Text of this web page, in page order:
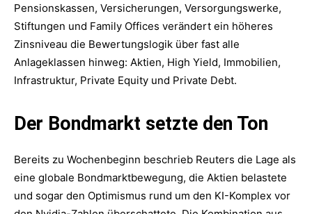
Pensionskassen, Versicherungen, Versorgungswerke,
Stiftungen und Family Offices verändert ein höheres
Zinsniveau die Bewertungslogik über fast alle
Anlageklassen hinweg: Aktien, High Yield, Immobilien,
Infrastruktur, Private Equity und Private Debt.
Der Bondmarkt setzte den Ton
Bereits zu Wochenbeginn beschrieb Reuters die Lage als
eine globale Bondmarktbewegung, die Aktien belastete
und sogar den Optimismus rund um den KI-Komplex vor